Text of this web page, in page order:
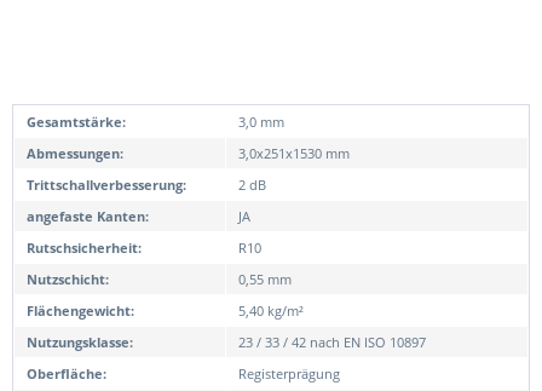
Gesamtstärke:
3,0 mm
Abmessungen:
3,0x251x1530 mm
Trittschallverbesserung:
2 dB
angefaste Kanten:
JA
Rutschsicherheit:
R10
Nutzschicht:
0,55 mm
Flächengewicht:
5,40 kg/m²
Nutzungsklasse:
23 / 33 / 42 nach EN ISO 10897
Oberfläche:
Registerprägung